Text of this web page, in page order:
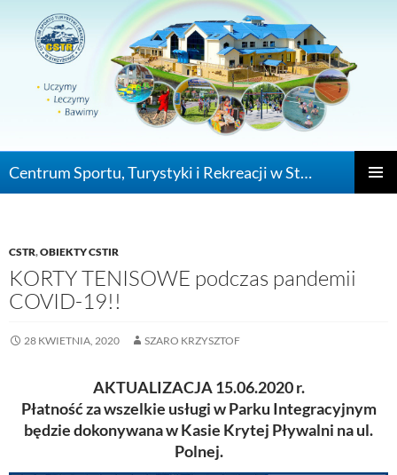
Centrum Sportu, Turystyki i Rekreacji w Strzyżowie PRZEJDŹ
CSTR,OBIEKTY CSTIR
KORTY TENISOWE podczas pandemii
COVID-19!!
28 KWIETNIA, 2020 SZARO KRZYSZTOF
AKTUALIZACJA 15.06.2020 r.
Płatność za wszelkie usługi w Parku Integracyjnym
będzie dokonywana w Kasie Krytej Pływalni na ul.
Polnej.